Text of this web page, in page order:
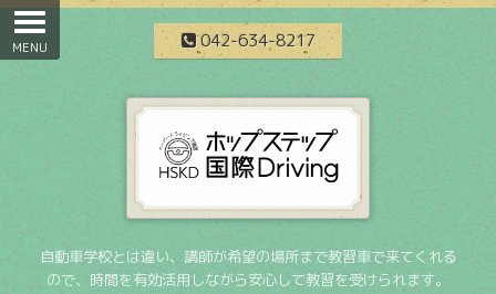
042-634-8217
自動車学校とは違い、講師が希望の場所まで教習車で来てくれる
ので、時間を有効活用しながら安心して教習を受けられます。